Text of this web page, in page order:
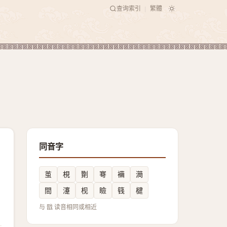
查询索引 繁體
同音字
茧 梘 劗 弿 襺
㶕
間
瀽 枧 瞼 篯 楗
与 戩 读音相同或相近